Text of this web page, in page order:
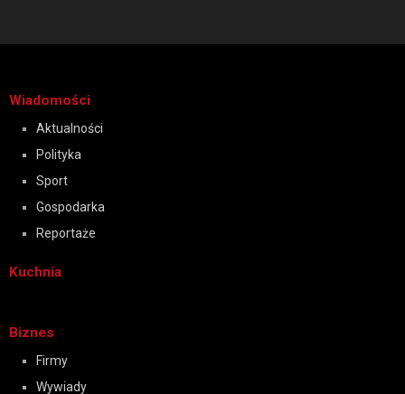
Wiadomości
Aktualności
Polityka
Sport
Gospodarka
Reportaże
Kuchnia
Biznes
Firmy
Wywiady